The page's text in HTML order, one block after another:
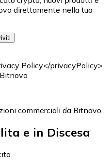
direttamente nella tua
Policy</privacyPolicy>
commerciali da Bitnovo
e in Discesa